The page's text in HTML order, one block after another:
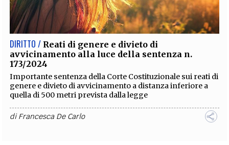
EXTRA
CODICI RUBRICHE LIBRI PROCEEDINGS PUBBLICITÀ CONTATTI
SOCIAL MEDIA
DIRITTO / Reati di genere e divieto di
avvicinamento alla luce della sentenza n.
173/2024
Importante sentenza della Corte Costituzionale sui reati di
genere e divieto di avvicinamento a distanza inferiore a
quella di 500 metri prevista dalla legge
diFrancesca De Carlo